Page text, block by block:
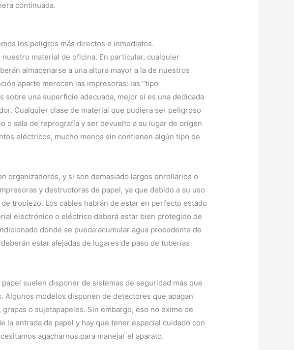
continuada.
los peligros más directos e inmediatos.
material de oficina. En particular, cualquier
almacenarse a una altura mayor a la de nuestros
aparte merecen las impresoras: las “tipo
sobre una superficie adecuada, mejor si es una dedicada
Cualquier clase de material que pudiera ser peligroso
o sala de reprografía y ser devuelto a su lugar de origen
eléctricos, mucho menos sin contienen algún tipo de
organizadores, y si son demasiado largos enrollarlos o
y destructoras de papel, ya que debido a su uso
tropiezo. Los cables habrán de estar en perfecto estado
electrónico o eléctrico deberá estar bien protegido de
donde se pueda acumular agua procedente de
estar alejadas de lugares de paso de tuberías
suelen disponer de sistemas de seguridad más que
Algunos modelos disponen de detectores que apagan
o sujetapapeles. Sin embargo, eso no exime de
la entrada de papel y hay que tener especial cuidado con
agacharnos para manejar el aparato.